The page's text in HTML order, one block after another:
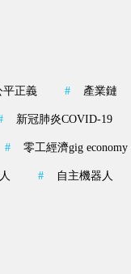
平正義 # 產業鏈
新冠肺炎COVID-19
# 零工經濟gig economy
# 自主機器人